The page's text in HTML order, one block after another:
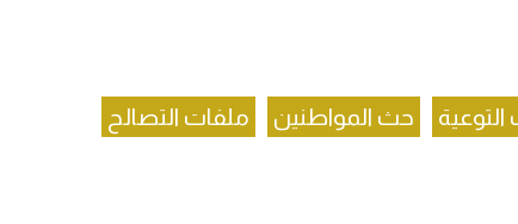
حث المواطنين ملفات التصالح